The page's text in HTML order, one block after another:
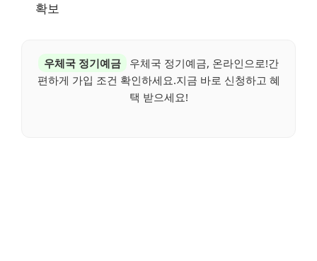
확보
우체국 정기예금
우체국 정기예금, 온라인으로!간
편하게 가입 조건 확인하세요.지금 바로 신청하고 혜
택 받으세요!